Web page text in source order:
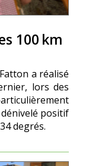
100 km
a réalisé
lors des
positif
degrés.